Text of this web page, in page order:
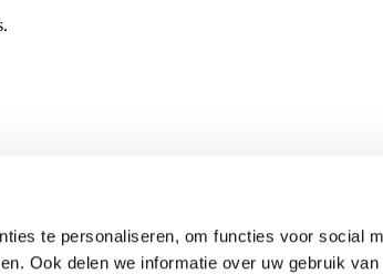
te personaliseren, om functies voor social
Ook delen we informatie over uw gebruik van